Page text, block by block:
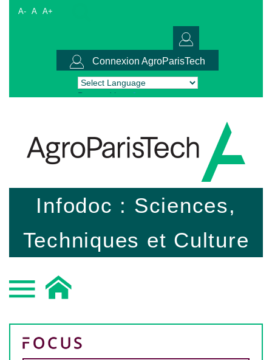
A- A A+
Connexion AgroParisTech
Powered by Translate
Infodoc : Sciences,
Techniques et Culture